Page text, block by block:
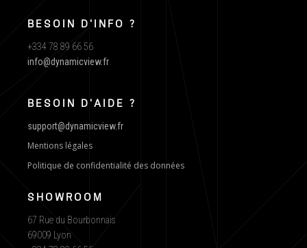
BESOIN D'INFO ?
+334 78 89 66 56
info@dynamicview.fr
BESOIN D'AIDE ?
support@dynamicview.fr
Mentions légales
Politique de confidentialité des données
SHOWROOM
67 Rue du Bourbonnais
69009 Lyon